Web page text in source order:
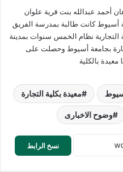
أحمد عبدالله بنت قرية علوان
أسيوط كانت طالبة بمدرسة الفريق
التجارية نظام الخمس سنوات بمدينة
بجامعة أسيوط وحصلت على
معيدة بالكلية
معيدة بكلية التجارة
وضوح الاخبارى
نسخ الرابط